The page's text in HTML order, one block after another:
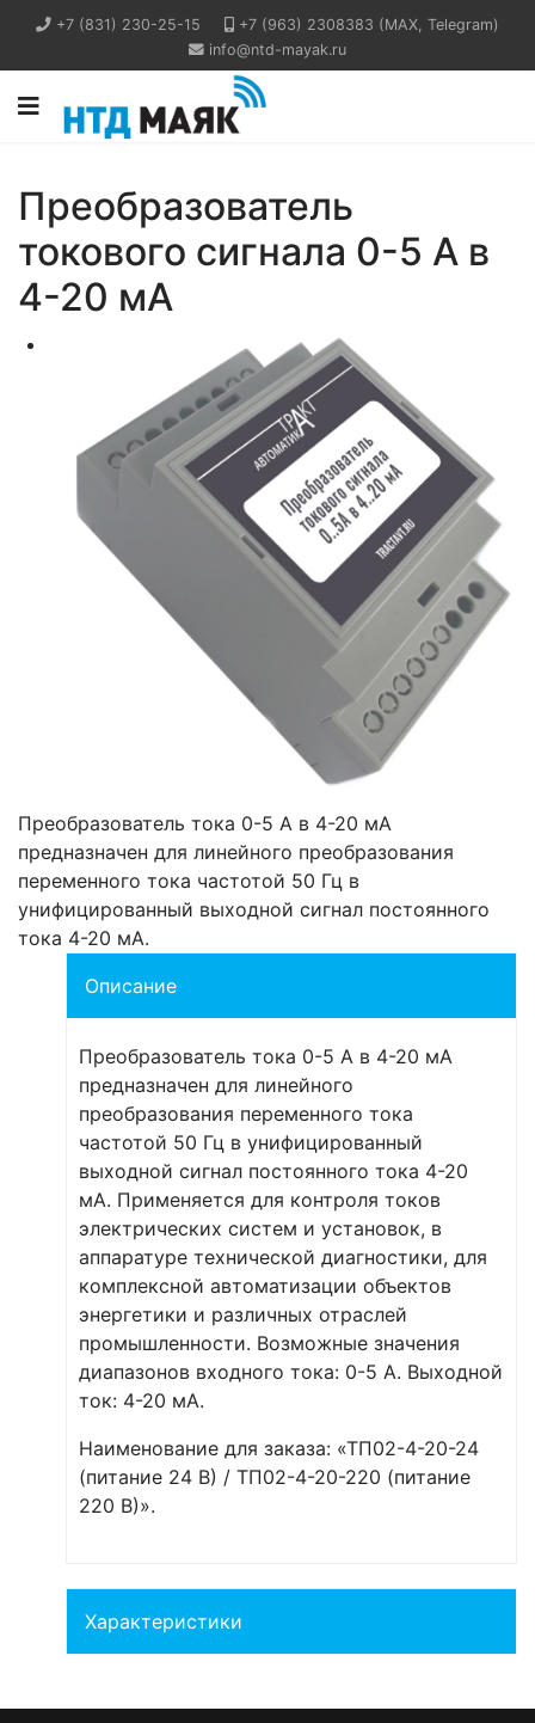
+7 (831) 230-25-15
+7 (963) 2308383 (MAX, Telegram)
info@ntd-mayak.ru
Преобразователь
токового сигнала 0-5 А в
4-20 мА
Преобразователь тока 0-5 А в 4-20 мА
предназначен для линейного преобразования
переменного тока частотой 50 Гц в
унифицированный выходной сигнал постоянного
тока 4-20 мА.
Описание
Преобразователь тока 0-5 А в 4-20 мА
предназначен для линейного
преобразования переменного тока
частотой 50 Гц в унифицированный
выходной сигнал постоянного тока 4-20
мА. Применяется для контроля токов
электрических систем и установок, в
аппаратуре технической диагностики, для
комплексной автоматизации объектов
энергетики и различных отраслей
промышленности. Возможные значения
диапазонов входного тока: 0-5 А. Выходной
ток: 4-20 мА.
Наименование для заказа: «ТП02-4-20-24
(питание 24 В) / ТП02-4-20-220 (питание
220 В)».
Характеристики